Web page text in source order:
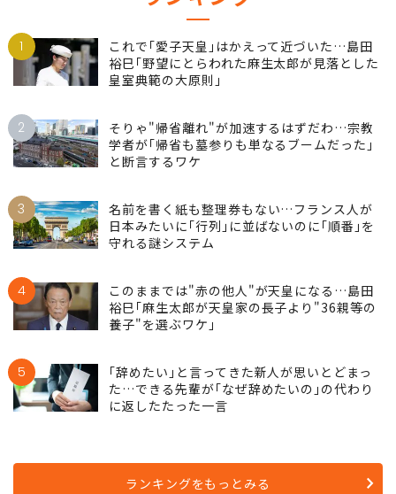
1
これで｢愛子天皇｣はかえって近づいた…島田
裕巳｢野望にとらわれた麻生太郎が見落とした
皇室典範の大原則｣
2
そりゃ"帰省離れ"が加速するはずだわ…宗教
学者が｢帰省も墓参りも単なるブームだった｣
と断言するワケ
3
名前を書く紙も整理券もない…フランス人が
日本みたいに｢行列｣に並ばないのに｢順番｣を
守れる謎システム
4
このままでは"赤の他人"が天皇になる…島田
裕巳｢麻生太郎が天皇家の長子より"36親等の
養子"を選ぶワケ｣
5
｢辞めたい｣と言ってきた新人が思いとどまっ
た…できる先輩が｢なぜ辞めたいの｣の代わり
に返したたった一言
ランキングをもっとみる